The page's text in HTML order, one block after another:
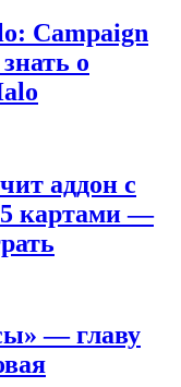
Campaign
о
аддон с
картами —
— главу